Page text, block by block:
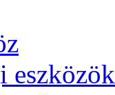
eszközök